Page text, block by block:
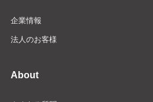
企業情報
法人のお客様
About